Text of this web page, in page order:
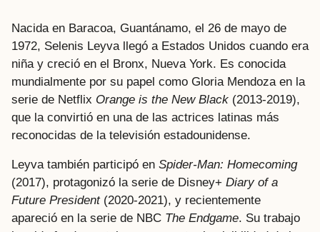
Nacida en Baracoa, Guantánamo, el 26 de mayo de
1972, Selenis Leyva llegó a Estados Unidos cuando era
niña y creció en el Bronx, Nueva York. Es conocida
mundialmente por su papel como Gloria Mendoza en la
serie de Netflix Orange is the New Black (2013-2019),
que la convirtió en una de las actrices latinas más
reconocidas de la televisión estadounidense.
Leyva también participó en Spider-Man: Homecoming
(2017), protagonizó la serie de Disney+ Diary of a
Future President(2020-2021), y recientemente
apareció en la serie de NBC The Endgame. Su trabajo